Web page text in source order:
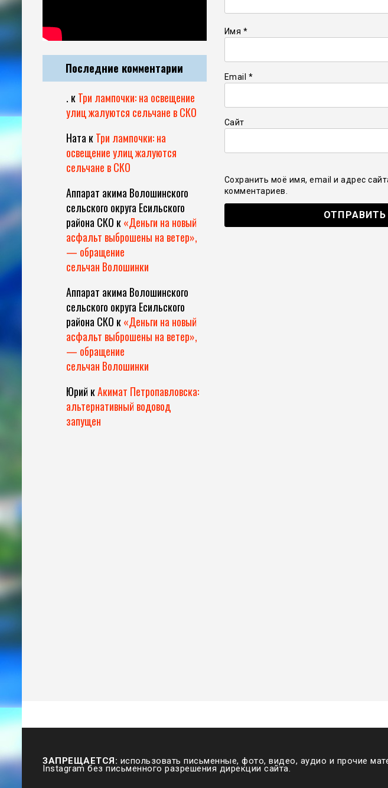
Имя *
Email *
Сайт
Сохранить моё имя, email и адрес
комментариев.
Последние комментарии
. кТри лампочки: на освещение
улиц жалуются сельчане в СКО
Ната кТри лампочки: на
освещение улиц жалуются
сельчане в СКО
Аппарат акима Волошинского
сельского округа Есильского
района СКО к«Деньги на новый
асфальт выброшены на ветер»,
— обращение
сельчан Волошинки
Аппарат акима Волошинского
сельского округа Есильского
района СКО к«Деньги на новый
асфальт выброшены на ветер»,
— обращение
сельчан Волошинки
Юрий кАкимат Петропавловска:
альтернативный водовод
запущен
ЗАПРЕЩАЕТСЯ: использовать письменные, фото, видео, аудио и прочие
Instagram без письменного разрешения дирекции сайта.